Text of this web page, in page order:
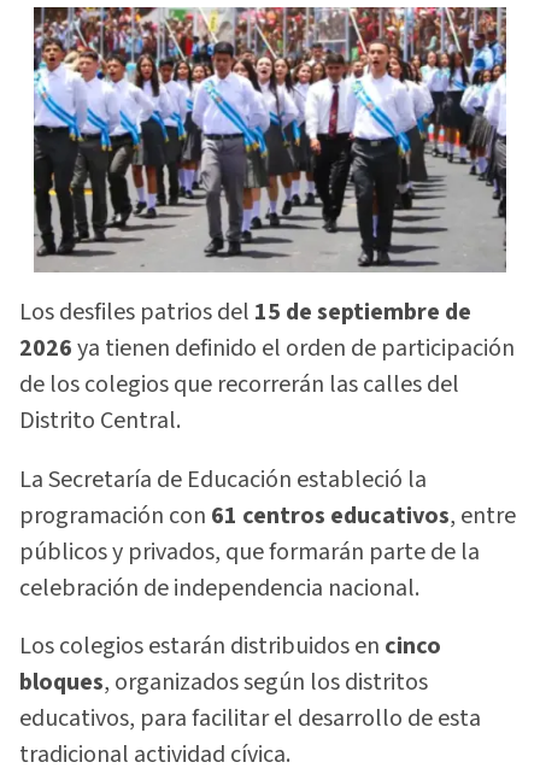
Los desfiles patrios del 15 de septiembre de
2026ya tienen definido el orden de participación
de los colegios que recorrerán las calles del
Distrito Central.
La Secretaría de Educación estableció la
programación con 61 centros educativos, entre
públicos y privados, que formarán parte de la
celebración de independencia nacional.
Los colegios estarán distribuidos en cinco
bloques, organizados según los distritos
educativos, para facilitar el desarrollo de esta
tradicional actividad cívica.